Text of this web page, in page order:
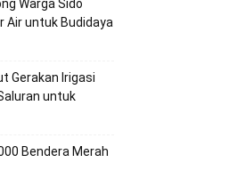
Warga Sido
Air untuk Budidaya
Gerakan Irigasi
untuk
Bendera Merah